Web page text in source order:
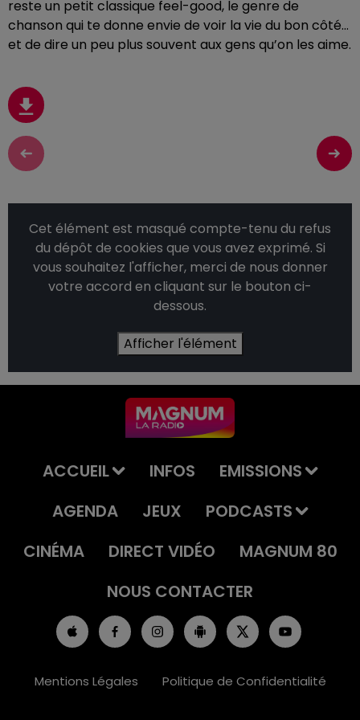
reste un petit classique feel-good, le genre de
chanson qui te donne envie de voir la vie du bon côté…
et de dire un peu plus souvent aux gens qu’on les aime.
Cet élément est masqué compte-tenu du refus
du dépôt de cookies que vous avez exprimé. Si
vous souhaitez l'afficher, merci de nous donner
votre accord en cliquant sur le bouton ci-
dessous.
Afficher l'élément
ACCUEIL INFOS
EMISSIONS
AGENDA
JEUX
PODCASTS
CINÉMA
DIRECT VIDÉO
MAGNUM 80
NOUS CONTACTER
Mentions Légales Politique de Confidentialité